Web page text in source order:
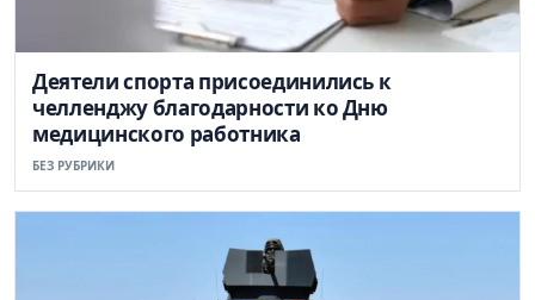
Деятели спорта присоединились к
челленджу благодарности ко Дню
медицинского работника
БЕЗ РУБРИКИ